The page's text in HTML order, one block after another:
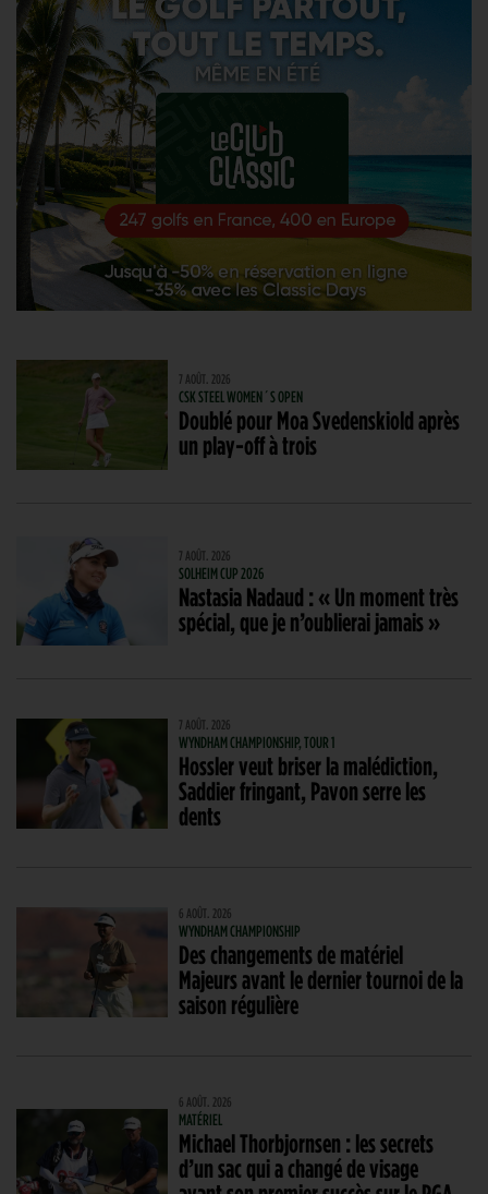
7 AOÛT. 2026
CSK STEEL WOMEN´S OPEN
Doublé pour Moa Svedenskiold après
un play-off à trois
7 AOÛT. 2026
SOLHEIM CUP 2026
Nastasia Nadaud : « Un moment très
spécial, que je n’oublierai jamais »
7 AOÛT. 2026
WYNDHAM CHAMPIONSHIP, TOUR 1
Hossler veut briser la malédiction,
Saddier fringant, Pavon serre les
dents
6 AOÛT. 2026
WYNDHAM CHAMPIONSHIP
Des changements de matériel
Majeurs avant le dernier tournoi de la
saison régulière
6 AOÛT. 2026
MATÉRIEL
Michael Thorbjornsen : les secrets
d’un sac qui a changé de visage